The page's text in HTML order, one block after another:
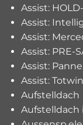
Assist:
Assist:
Assist:
Assist: PRE-
Assist:
Assist:
Aufstelldach
Aufstelldach